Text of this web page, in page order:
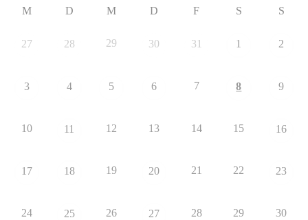
M D M D F S S
27 28 29 30 31 1 2
3 4 5 6 7 8 9
10 11 12 13 14 15 16
17 18 19 20 21 22 23
24 25 26 27 28 29 30